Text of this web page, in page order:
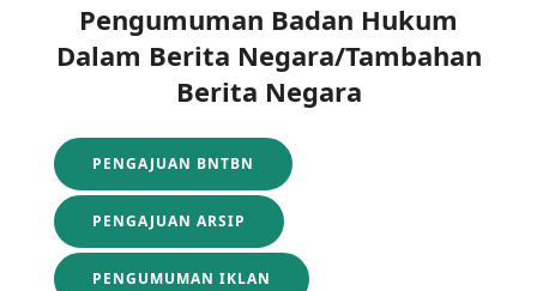
Pengumuman Badan Hukum
Dalam Berita Negara/Tambahan
Berita Negara
PENGAJUAN BNTBN
PENGAJUAN ARSIP
PENGUMUMAN IKLAN